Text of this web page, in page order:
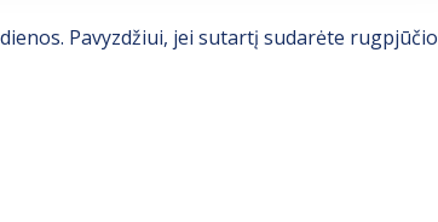
Pavyzdžiui, jei sutartį sudarėte rugpjūčio